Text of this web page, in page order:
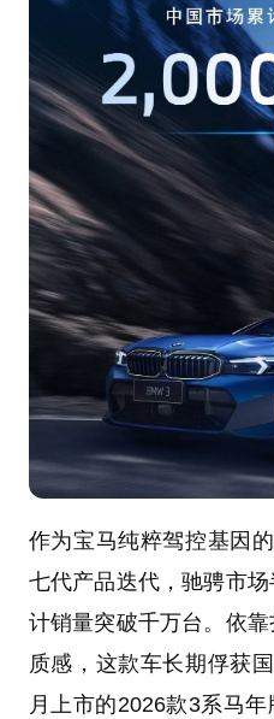
作为宝马纯粹驾控基因
七代产品迭代，驰骋市
计销量突破千万台。依
质感，这款车长期俘获
月上市的2026款3系马